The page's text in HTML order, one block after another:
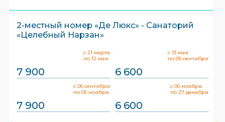
2-местный номер «Де Люкс» - Санаторий
«Целебный Нарзан»
с 21 марта
по 12 мая
7 900
с 13 мая
по 05 сентября
6 600
с 06 сентября
по 05 ноября
7 900
с 06 ноября
по 27 декабря
6 600